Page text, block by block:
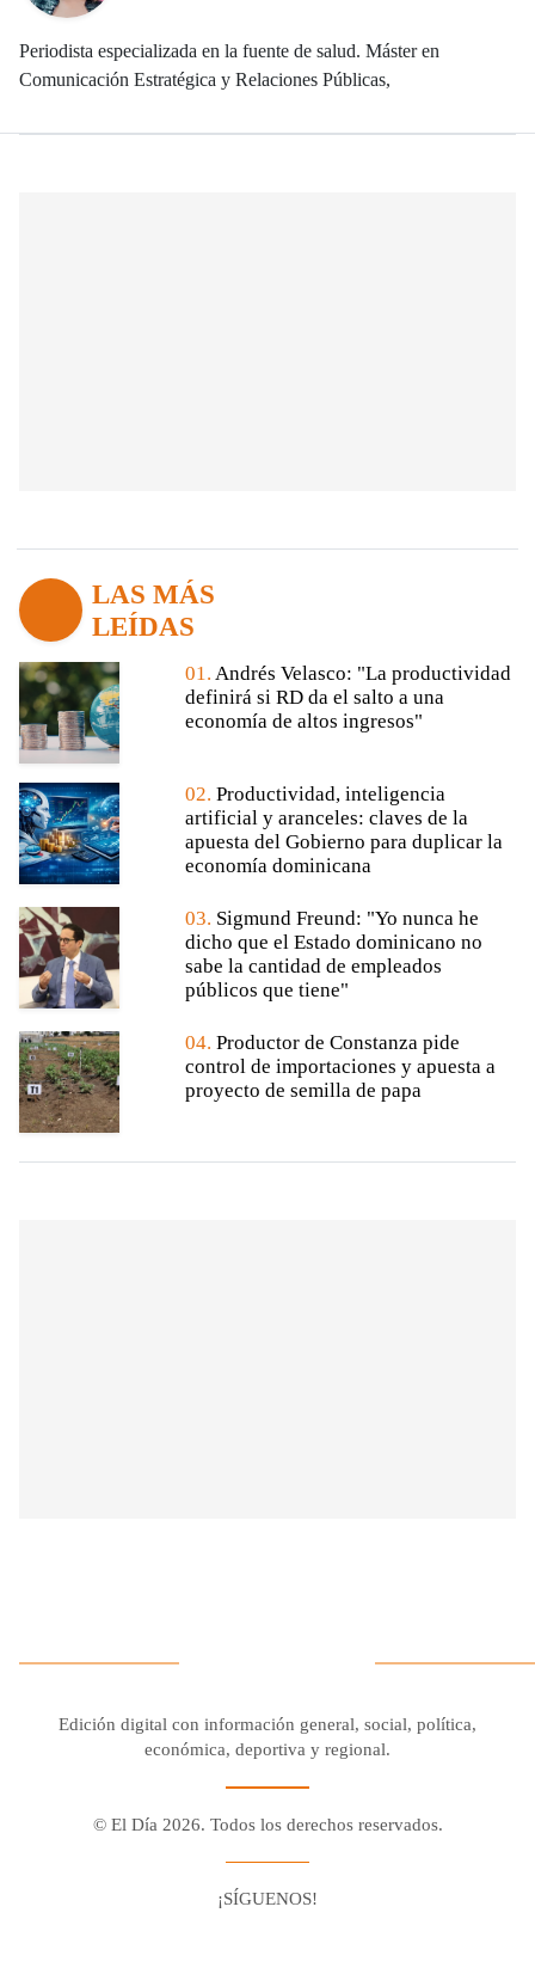
Periodista especializada en la fuente de salud. Máster en
Comunicación Estratégica y Relaciones Públicas,
LAS MÁS
LEÍDAS
01. Andrés Velasco: "La productividad
definirá si RD da el salto a una
economía de altos ingresos"
02. Productividad, inteligencia
artificial y aranceles: claves de la
apuesta del Gobierno para duplicar la
economía dominicana
03. Sigmund Freund: "Yo nunca he
dicho que el Estado dominicano no
sabe la cantidad de empleados
públicos que tiene"
04. Productor de Constanza pide
control de importaciones y apuesta a
proyecto de semilla de papa
Edición digital con información general, social, política,
económica, deportiva y regional.
© El Día 2026. Todos los derechos reservados.
¡SÍGUENOS!